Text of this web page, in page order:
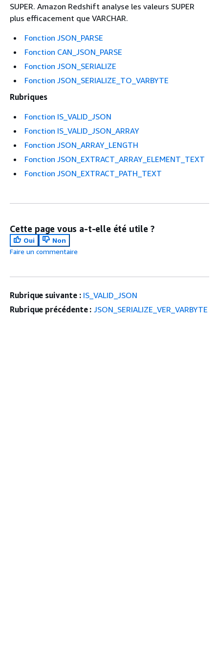
SUPER. Amazon Redshift analyse les valeurs SUPER
plus efficacement que VARCHAR.
Fonction JSON_PARSE
Fonction CAN_JSON_PARSE
Fonction JSON_SERIALIZE
Fonction JSON_SERIALIZE_TO_VARBYTE
Rubriques
Fonction IS_VALID_JSON
Fonction IS_VALID_JSON_ARRAY
Fonction JSON_ARRAY_LENGTH
Fonction JSON_EXTRACT_ARRAY_ELEMENT_TEXT
Fonction JSON_EXTRACT_PATH_TEXT
Cette page vous a-t-elle été utile ?
Oui
Non
Faire un commentaire
Rubrique suivante : IS_VALID_JSON
Rubrique précédente : JSON_SERIALIZE_VER_VARBYTE